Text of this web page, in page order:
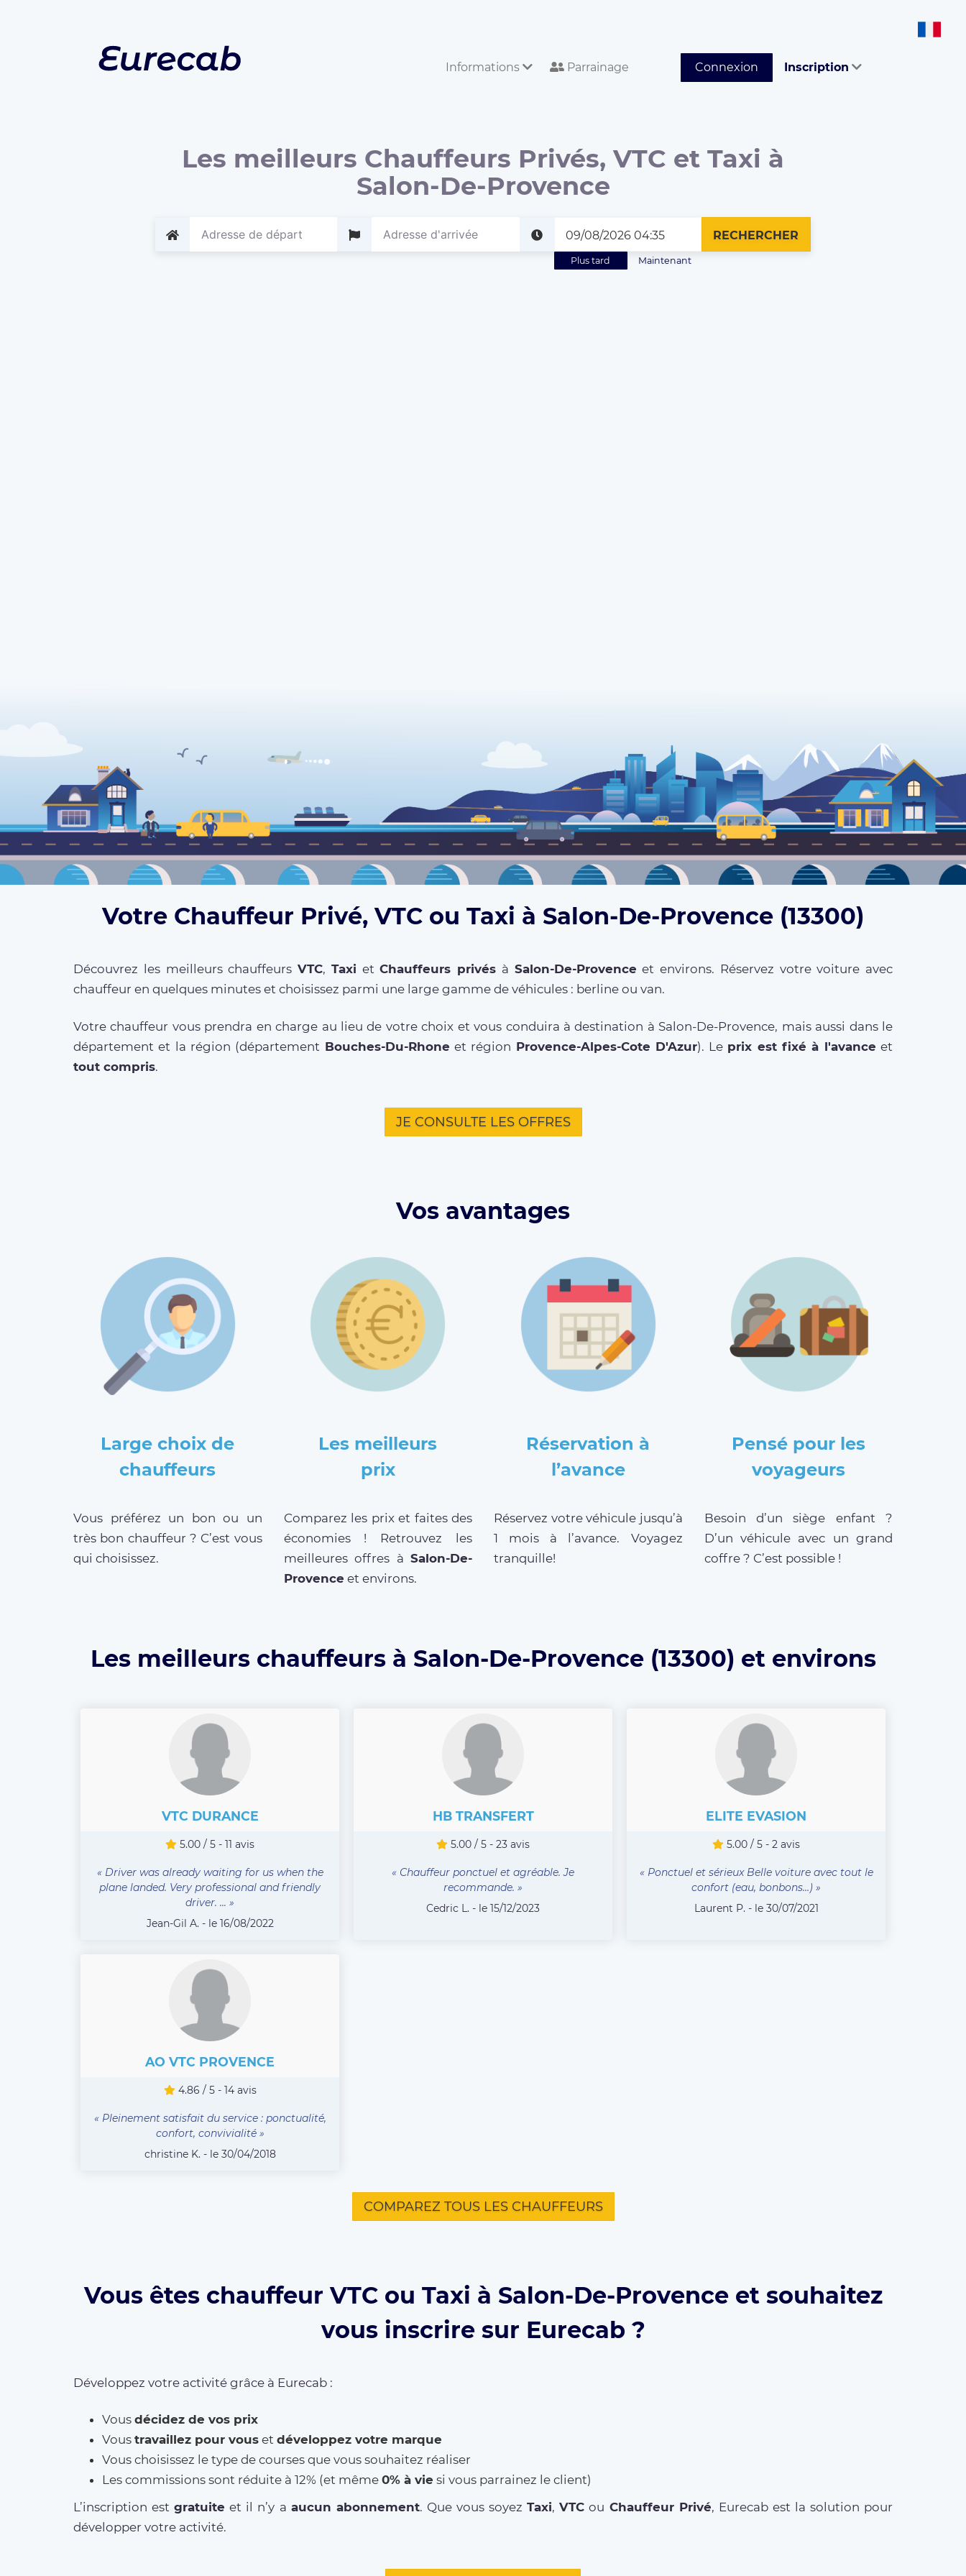
Informations Parrainage Connexion Inscription
Les meilleurs Chauffeurs Privés, VTC et Taxi à
Salon-De-Provence
Maintenant
Plus tard
RECHERCHER
Votre Chauffeur Privé, VTC ou Taxi à Salon-De-Provence (13300)
Découvrez les meilleurs chauffeurs VTC, Taxi etChauffeurs privés à Salon-De-Provence et environs. Réservez votre voiture avec
chauffeur en quelques minutes et choisissez parmi une large gamme de véhicules : berline ou van.
Votre chauffeur vous prendra en charge au lieu de votre choix et vous conduira à destination à Salon-De-Provence, mais aussi dans le
département et la région (département Bouches-Du-Rhone et région Provence-Alpes-Cote D'Azur). Le prix est fixé à l'avance et
tout compris.
JE CONSULTE LES OFFRES
Vos avantages
Large choix de
chauffeurs
Vous préférez un bon ou un
très bon chauffeur ? C’est vous
qui choisissez.
Les meilleurs
prix
Comparez les prix et faites des
économies ! Retrouvez les
meilleures offres à Salon-De-
Provence et environs.
Réservation à
l’avance
Réservez votre véhicule jusqu’à
1 mois à l’avance. Voyagez
tranquille!
Pensé pour les
voyageurs
Besoin d’un siège enfant ?
D’un véhicule avec un grand
coffre ? C’est possible !
Les meilleurs chauffeurs à Salon-De-Provence (13300) et environs
VTC DURANCE
5.00 / 5 - 11 avis
« Driver was already waiting for us when the
plane landed. Very professional and friendly
driver. ... »
Jean-Gil A. - le 16/08/2022
HB TRANSFERT
5.00 / 5 - 23 avis
« Chauffeur ponctuel et agréable. Je
recommande. »
Cedric L. - le 15/12/2023
ELITE EVASION
5.00 / 5 - 2 avis
« Ponctuel et sérieux Belle voiture avec tout le
confort (eau, bonbons…) »
Laurent P. - le 30/07/2021
AO VTC PROVENCE
4.86 / 5 - 14 avis
« Pleinement satisfait du service : ponctualité,
confort, convivialité »
christine K. - le 30/04/2018
COMPAREZ TOUS LES CHAUFFEURS
Vous êtes chauffeur VTC ou Taxi à Salon-De-Provence et souhaitez
vous inscrire sur Eurecab ?
Développez votre activité grâce à Eurecab :
Vous décidez de vos prix
Vous travaillez pour vous et développez votre marque
Vous choisissez le type de courses que vous souhaitez réaliser
Les commissions sont réduite à 12% (et même 0% à vie si vous parrainez le client)
L’inscription estgratuite et il n’y a aucun abonnement. Que vous soyezTaxi,VTC ou Chauffeur Privé, Eurecab est la solution pour
développer votre activité.